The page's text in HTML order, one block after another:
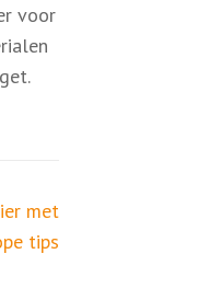
voor
met
tips